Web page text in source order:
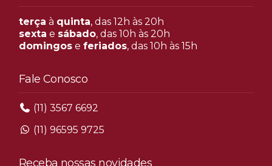
terça à quinta, das 12h às 20h
sexta e sábado, das 10h às 20h
domingose feriados, das 10h às 15h
Fale Conosco
(11) 3567 6692
(11) 96595 9725
Receba nossas novidades